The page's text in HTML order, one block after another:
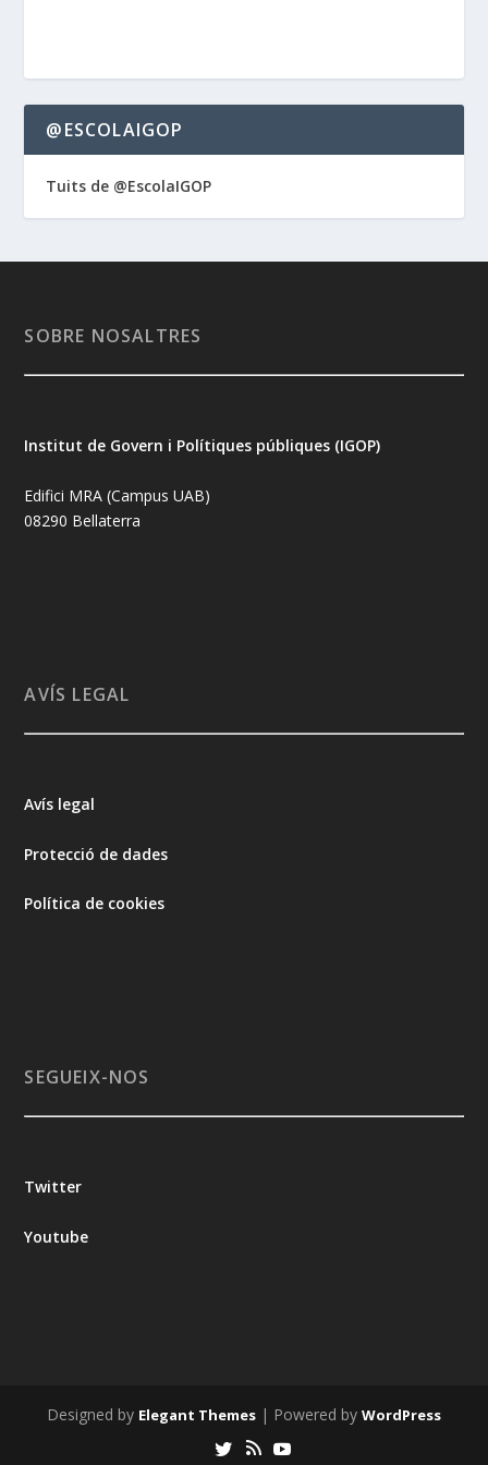
@ESCOLAIGOP
Tuits de @EscolaIGOP
SOBRE NOSALTRES
Institut de Govern i Polítiques públiques (IGOP)
Edifici MRA (Campus UAB)
08290 Bellaterra
AVÍS LEGAL
Avís legal
Protecció de dades
Política de cookies
SEGUEIX-NOS
Twitter
Youtube
Designed by Elegant Themes | Powered by WordPress